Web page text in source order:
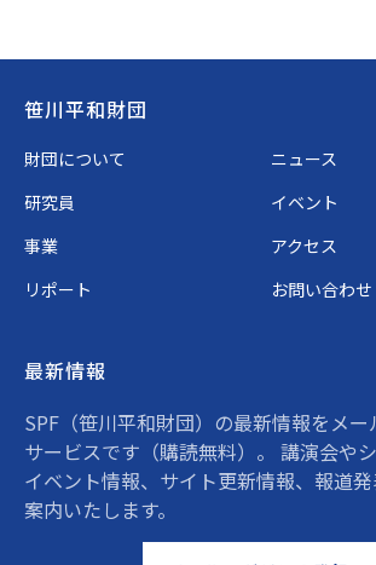
Footer
笹川平和財団
財団について
ニュース
研究員
イベント
事業
アクセス
リポート
お問い合わせ
最新情報
SPF（笹川平和財団）の最新情報をメ
サービスです（購読無料）。 講演会や
イベント情報、サイト更新情報、報道
案内いたします。